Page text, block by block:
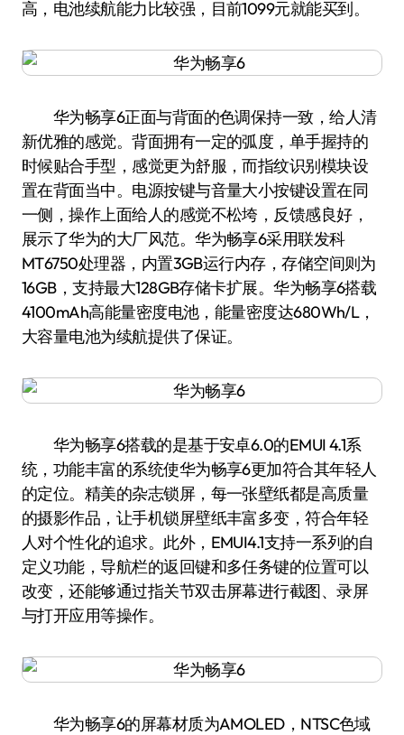
高，电池续航能力比较强，目前1099元就能买到。
华为畅享6正面与背面的色调保持一致，给人清
新优雅的感觉。背面拥有一定的弧度，单手握持的
时候贴合手型，感觉更为舒服，而指纹识别模块设
置在背面当中。电源按键与音量大小按键设置在同
一侧，操作上面给人的感觉不松垮，反馈感良好，
展示了华为的大厂风范。华为畅享6采用联发科
MT6750处理器，内置3GB运行内存，存储空间则为
16GB，支持最大128GB存储卡扩展。华为畅享6搭载
4100mAh高能量密度电池，能量密度达680Wh/L，
大容量电池为续航提供了保证。
华为畅享6搭载的是基于安卓6.0的EMUI 4.1系
统，功能丰富的系统使华为畅享6更加符合其年轻人
的定位。精美的杂志锁屏，每一张壁纸都是高质量
的摄影作品，让手机锁屏壁纸丰富多变，符合年轻
人对个性化的追求。此外，EMUI4.1支持一系列的自
定义功能，导航栏的返回键和多任务键的位置可以
改变，还能够通过指关节双击屏幕进行截图、录屏
与打开应用等操作。
华为畅享6的屏幕材质为AMOLED，NTSC色域